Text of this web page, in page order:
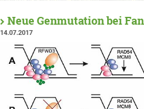
Neue Genmutation bei
14.07.2017